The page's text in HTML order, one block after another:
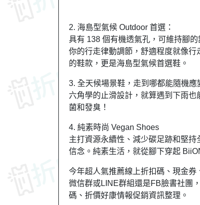
2. 海島型氣候 Outdoor 首選：
具有 138 個有機透氣孔，可維持腳
你的行走律動調節，舒適程度就像
的鞋款，更是海島型氣候首選鞋。
3. 全天候場景鞋，走到哪都能隨機應
六角學的止滑設計，就算遇到下雨
菌和發臭！
4. 純素時尚 Vegan Shoes
主打資源永續性、減少碳足跡和堅
信念。純素生活，就從腳下穿起
今年超人氣推薦線上折扣碼、現金
微信群或LINE群組還是FB臉書社團
碼、折價好康情報促銷資訊整理。